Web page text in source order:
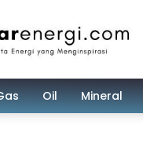
Oil Mineral